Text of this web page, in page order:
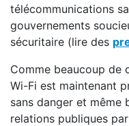
télécommunications
gouvernements
sécuritaire (lire des
Comme beaucoup de
Wi-Fi est maintenant
sans danger et même
relations publiques